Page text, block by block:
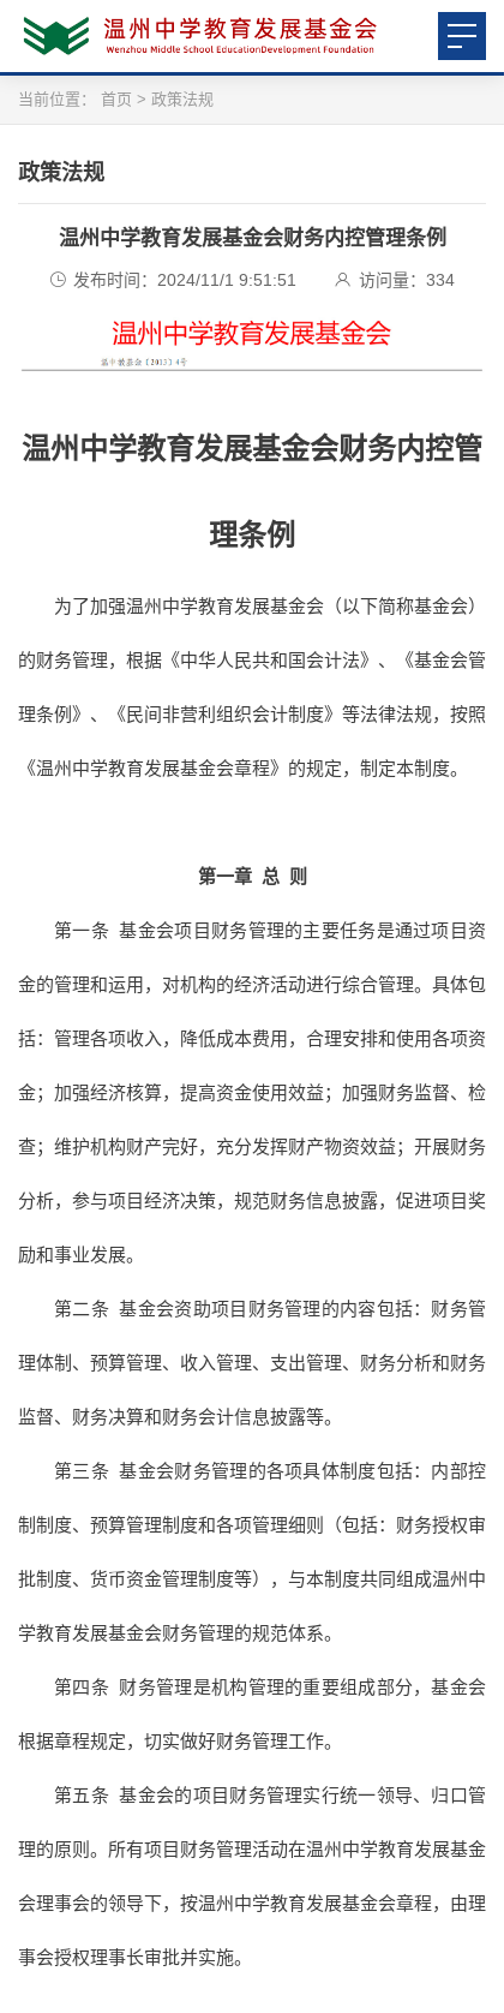
当前位置： 首页 > 政策法规
政策法规
温州中学教育发展基金会财务内控管理条例
发布时间：2024/11/1 9:51:51 访问量： 334
温州中学教育发展基金会财务内控管
理条例
为了加强温州中学教育发展基金会（以下简称基金会）
的财务管理，根据《中华人民共和国会计法》、《基金会管
理条例》、《民间非营利组织会计制度》等法律法规，按照
《温州中学教育发展基金会章程》的规定，制定本制度。
第一章 总 则
第一条 基金会项目财务管理的主要任务是通过项目资
金的管理和运用，对机构的经济活动进行综合管理。具体包
括：管理各项收入，降低成本费用，合理安排和使用各项资
金；加强经济核算，提高资金使用效益；加强财务监督、检
查；维护机构财产完好，充分发挥财产物资效益；开展财务
分析，参与项目经济决策，规范财务信息披露，促进项目奖
励和事业发展。
第二条 基金会资助项目财务管理的内容包括：财务管
理体制、预算管理、收入管理、支出管理、财务分析和财务
监督、财务决算和财务会计信息披露等。
第三条 基金会财务管理的各项具体制度包括：内部控
制制度、预算管理制度和各项管理细则（包括：财务授权审
批制度、货币资金管理制度等），与本制度共同组成温州中
学教育发展基金会财务管理的规范体系。
第四条 财务管理是机构管理的重要组成部分，基金会
根据章程规定，切实做好财务管理工作。
第五条 基金会的项目财务管理实行统一领导、归口管
理的原则。所有项目财务管理活动在温州中学教育发展基金
会理事会的领导下，按温州中学教育发展基金会章程，由理
事会授权理事长审批并实施。